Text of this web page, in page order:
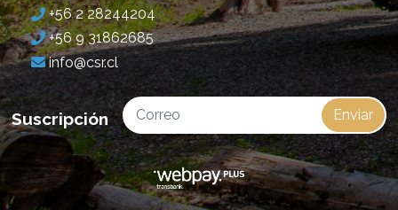
+56 2 28244204
+56 9 31862685
info@csr.cl
Suscripción Enviar